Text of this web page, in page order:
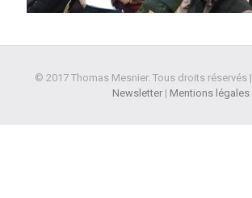
© 2017 Thomas Mesnier. Tous droits réservés |
Newsletter | Mentions légales